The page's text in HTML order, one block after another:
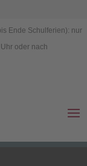
Ende Schulferien): nur
oder nach